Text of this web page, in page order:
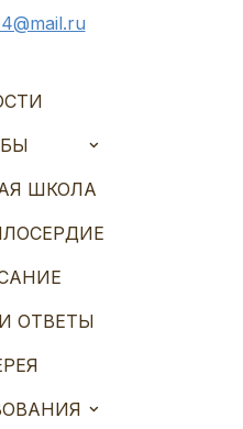
ШКОЛА
ОТВЕТЫ